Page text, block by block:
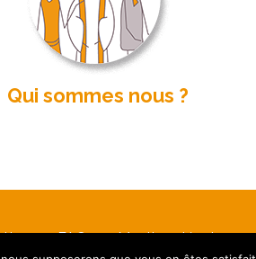
Qui sommes nous ?
FAQ Mentions légales